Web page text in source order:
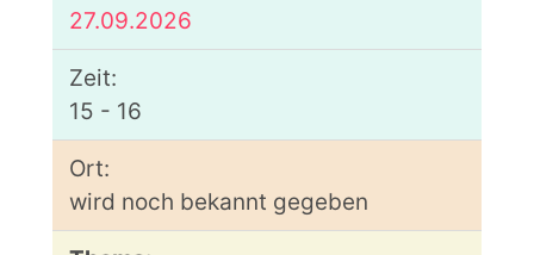
27.09.2026
15 - 16
wird noch bekannt gegeben